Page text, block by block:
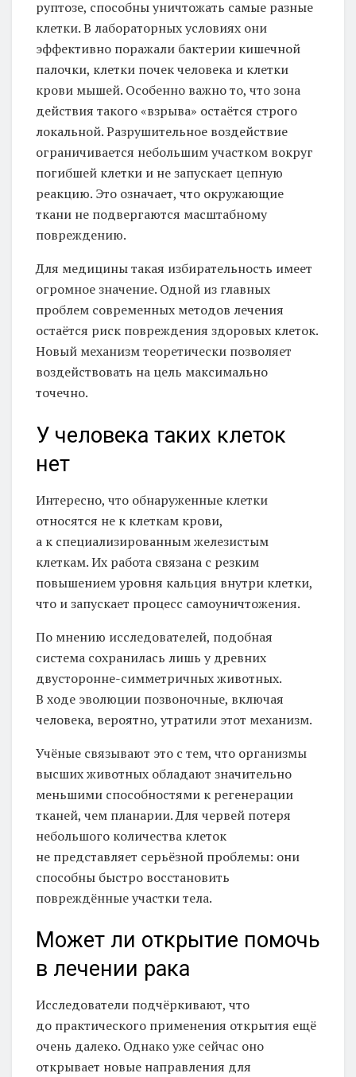
руптозе, способны уничтожать самые разные
клетки. В лабораторных условиях они
эффективно поражали бактерии кишечной
палочки, клетки почек человека и клетки
крови мышей. Особенно важно то, что зона
действия такого «взрыва» остаётся строго
локальной. Разрушительное воздействие
ограничивается небольшим участком вокруг
погибшей клетки и не запускает цепную
реакцию. Это означает, что окружающие
ткани не подвергаются масштабному
повреждению.
Для медицины такая избирательность имеет
огромное значение. Одной из главных
проблем современных методов лечения
остаётся риск повреждения здоровых клеток.
Новый механизм теоретически позволяет
воздействовать на цель максимально
точечно.
У человека таких клеток
нет
Интересно, что обнаруженные клетки
относятся не к клеткам крови,
а к специализированным железистым
клеткам. Их работа связана с резким
повышением уровня кальция внутри клетки,
что и запускает процесс самоуничтожения.
По мнению исследователей, подобная
система сохранилась лишь у древних
двусторонне-симметричных животных.
В ходе эволюции позвоночные, включая
человека, вероятно, утратили этот механизм.
Учёные связывают это с тем, что организмы
высших животных обладают значительно
меньшими способностями к регенерации
тканей, чем планарии. Для червей потеря
небольшого количества клеток
не представляет серьёзной проблемы: они
способны быстро восстановить
повреждённые участки тела.
Может ли открытие помочь
в лечении рака
Исследователи подчёркивают, что
до практического применения открытия ещё
очень далеко. Однако уже сейчас оно
открывает новые направления для